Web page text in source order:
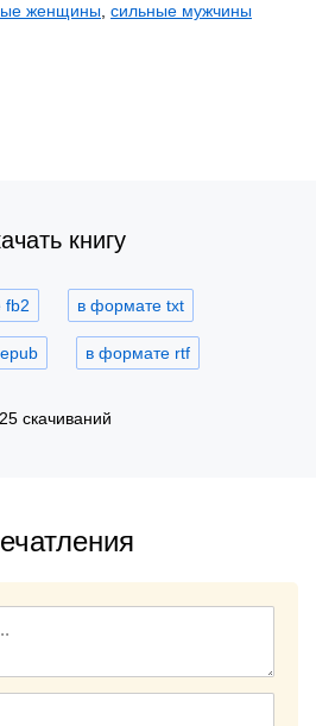
женщины, сильные мужчины
книгу
fb2 в формате txt
в формате rtf
скачиваний